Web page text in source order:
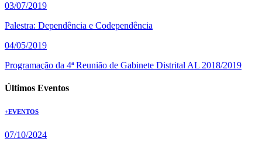
03/07/2019
Palestra: Dependência e Codependência
04/05/2019
Programação da 4ª Reunião de Gabinete Distrital AL 2018/2019
Últimos Eventos
+EVENTOS
07/10/2024